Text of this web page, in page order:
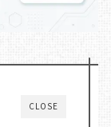
CLOSE